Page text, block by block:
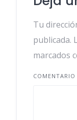
Tu
publicada.
marcados
COMENTARIO